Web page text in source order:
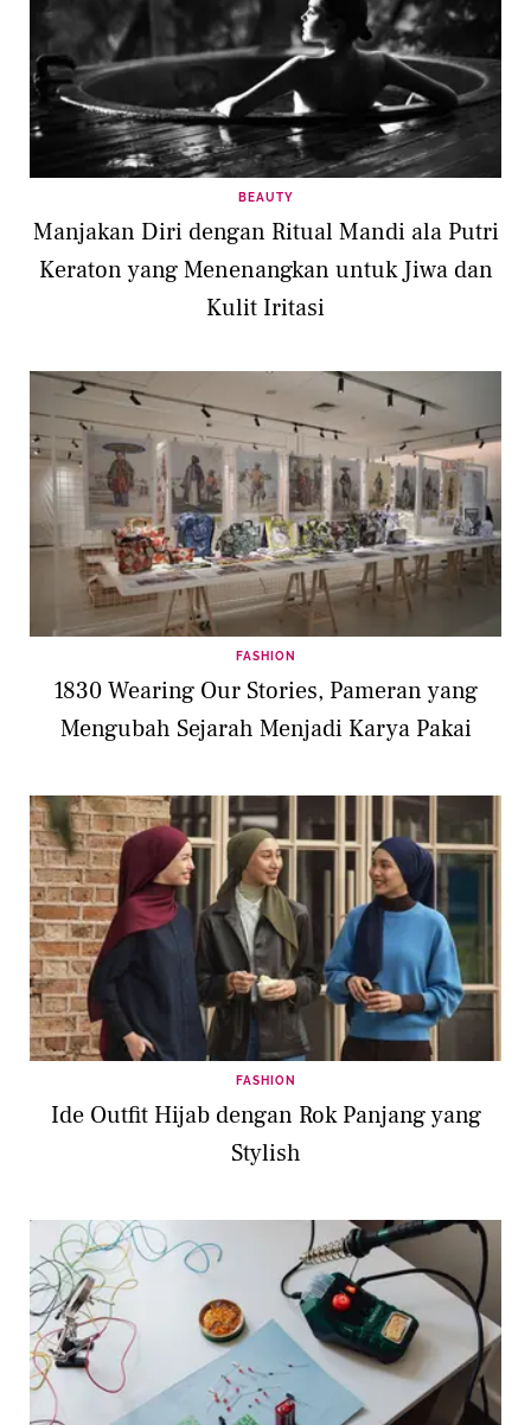
BEAUTY
Manjakan Diri dengan Ritual Mandi ala Putri
Keraton yang Menenangkan untuk Jiwa dan
Kulit Iritasi
FASHION
1830 Wearing Our Stories, Pameran yang
Mengubah Sejarah Menjadi Karya Pakai
FASHION
Ide Outfit Hijab dengan Rok Panjang yang
Stylish